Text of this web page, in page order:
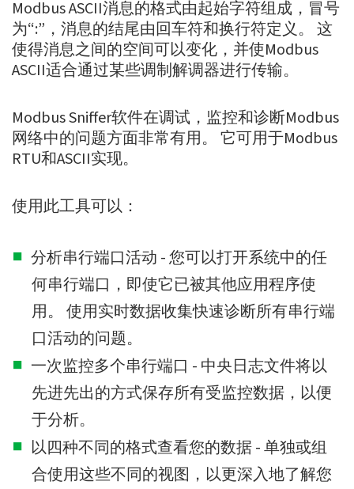
Modbus ASCII消息的格式由起始字符组成，冒号
为“:”，消息的结尾由回车符和换行符定义。 这
使得消息之间的空间可以变化，并使Modbus
ASCII适合通过某些调制解调器进行传输。
Modbus Sniffer软件在调试，监控和诊断Modbus
网络中的问题方面非常有用。 它可用于Modbus
RTU和ASCII实现。
使用此工具可以：
分析串行端口活动 - 您可以打开系统中的任
何串行端口，即使它已被其他应用程序使
用。 使用实时数据收集快速诊断所有串行端
口活动的问题。
一次监控多个串行端口 - 中央日志文件将以
先进先出的方式保存所有受监控数据，以便
于分析。
以四种不同的格式查看您的数据 - 单独或组
合使用这些不同的视图，以更深入地了解您